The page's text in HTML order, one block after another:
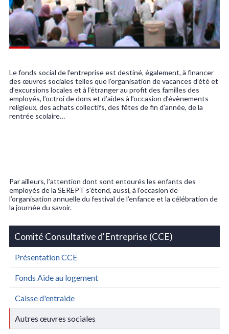
Le fonds social de l’entreprise est destiné, également, à financer
des œuvres sociales telles que l’organisation de vacances d’été et
d’excursions locales et à l’étranger au profit des familles des
employés, l’octroi de dons et d’aides à l’occasion d’évènements
religieux, des achats collectifs, des fêtes de fin d’année, de la
rentrée scolaire…
Par ailleurs, l’attention dont sont entourés les enfants des
employés de la SEREPT s’étend, aussi, à l’occasion de
l’organisation annuelle du festival de l’enfance et la célébration de
la journée du savoir.
Comité Consultative d'Entreprise (CCE)
Présentation CCE
Fonds Aide au logement
Caisse d'entraide
Autres œuvres sociales